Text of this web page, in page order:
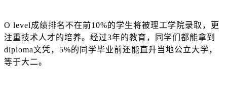
O level成绩排名不在前10%的学生将被理工学院录取，更
注重技术人才的培养。经过3年的教育，同学们都能拿到
diploma文凭，5%的同学毕业前还能直升当地公立大学，
等于大二。